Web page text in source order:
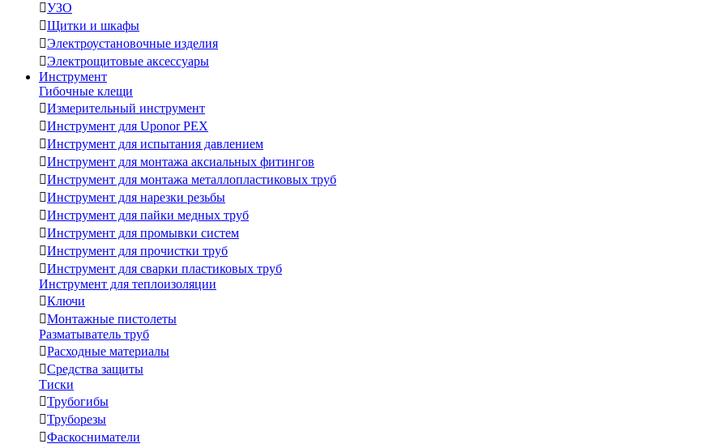
УЗО
Щитки и шкафы
Электроустановочные изделия
Электрощитовые аксессуары
Инструмент
Гибочные клещи
Измерительный инструмент
Инструмент для Uponor PEX
Инструмент для испытания давлением
Инструмент для монтажа аксиальных фитингов
Инструмент для монтажа металлопластиковых труб
Инструмент для нарезки резьбы
Инструмент для пайки медных труб
Инструмент для промывки систем
Инструмент для прочистки труб
Инструмент для сварки пластиковых труб
Инструмент для теплоизоляции
Ключи
Монтажные пистолеты
Разматыватель труб
Расходные материалы
Средства защиты
Тиски
Трубогибы
Труборезы
Фаскосниматели